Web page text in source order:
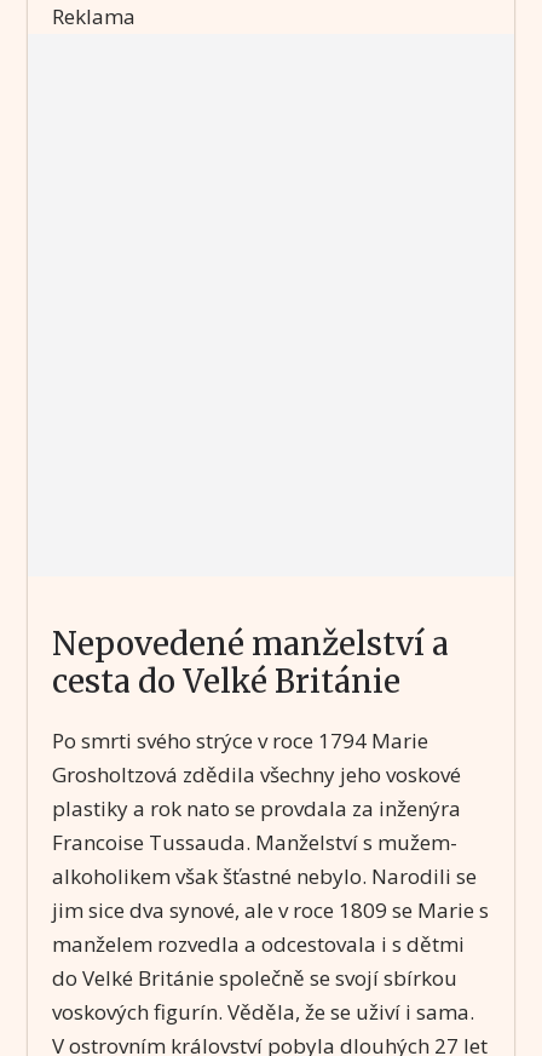
Reklama
Nepovedené manželství a
cesta do Velké Británie
Po smrti svého strýce v roce 1794 Marie
Grosholtzová zdědila všechny jeho voskové
plastiky a rok nato se provdala za inženýra
Francoise Tussauda. Manželství s mužem-
alkoholikem však šťastné nebylo. Narodili se
jim sice dva synové, ale v roce 1809 se Marie s
manželem rozvedla a odcestovala i s dětmi
do Velké Británie společně se svojí sbírkou
voskových figurín. Věděla, že se uživí i sama.
V ostrovním království pobyla dlouhých 27 let